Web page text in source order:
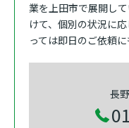
業を上田市で展開し
けて、個別の状況に
っては即日のご依頼に
長